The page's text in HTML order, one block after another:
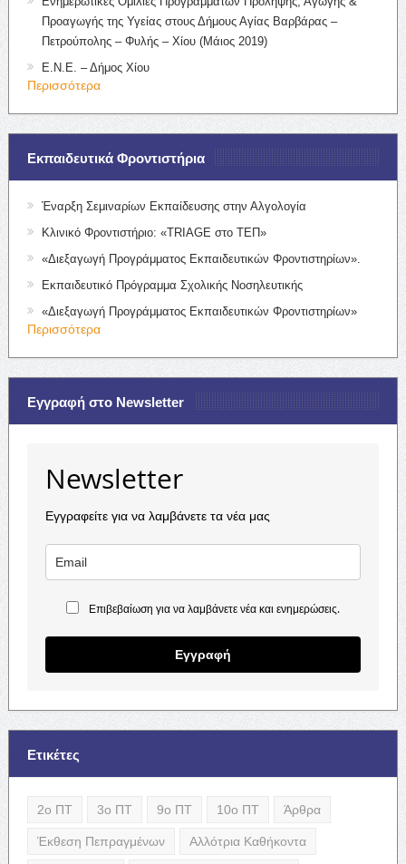
Προαγωγής της Υγείας στους Δήμους Αγίας Βαρβάρας –
Πετρούπολης – Φυλής – Χίου (Μάιος 2019)
Ε.Ν.Ε. – Δήμος Χίου
Περισσότερα
Εκπαιδευτικά Φροντιστήρια
Έναρξη Σεμιναρίων Εκπαίδευσης στην Αλγολογία
Κλινικό Φροντιστήριο: «TRIAGE στο ΤΕΠ»
«Διεξαγωγή Προγράμματος Εκπαιδευτικών Φροντιστηρίων».
Εκπαιδευτικό Πρόγραμμα Σχολικής Νοσηλευτικής
«Διεξαγωγή Προγράμματος Εκπαιδευτικών Φροντιστηρίων»
Περισσότερα
Εγγραφή στο Newsletter
Newsletter
Εγγραφείτε για να λαμβάνετε τα νέα μας
Επιβεβαίωση για να λαμβάνετε νέα και ενημερώσεις.
Εγγραφή
Ετικέτες
2ο ΠΤ 3ο ΠΤ 9ο ΠΤ 10ο ΠΤ Άρθρα
Έκθεση Πεπραγμένων Αλλότρια Καθήκοντα